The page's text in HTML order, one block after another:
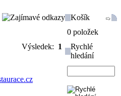
Výsledek: 1
Košík
0 položek
Rychlé
hledání